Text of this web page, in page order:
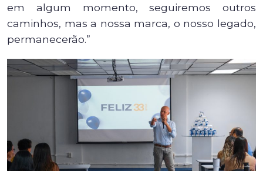
em algum momento, seguiremos outros
caminhos, mas a nossa marca, o nosso legado,
permanecerão.”